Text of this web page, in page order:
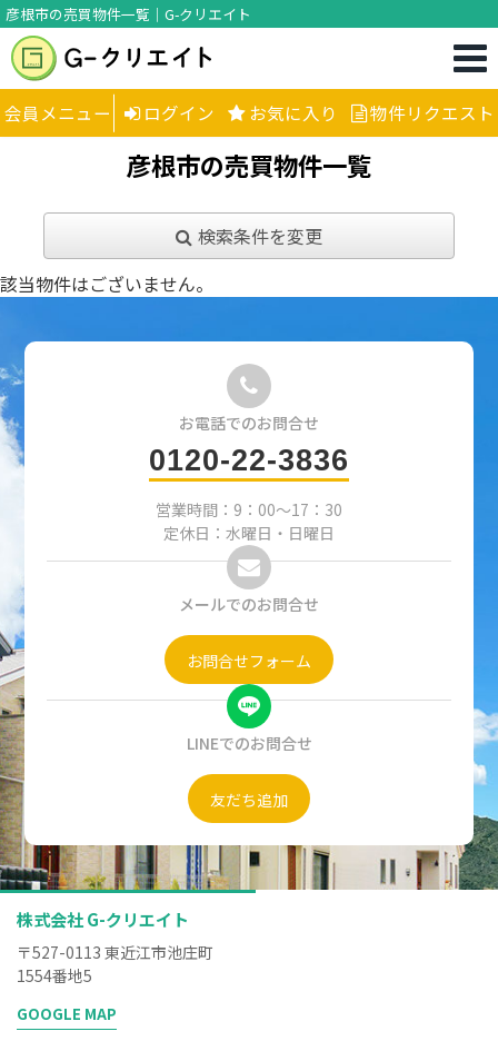
彦根市の売買物件一覧｜G-クリエイト
会員メニュー ログイン お気に入り 物件リクエスト
彦根市の売買物件一覧
検索条件を変更
該当物件はございません。
お電話でのお問合せ
0120-22-3836
営業時間：9：00～17：30
定休日：水曜日・日曜日
メールでのお問合せ
お問合せフォーム
LINEでのお問合せ
友だち追加
株式会社 G-クリエイト
〒527-0113 東近江市池庄町
1554番地5
GOOGLE MAP